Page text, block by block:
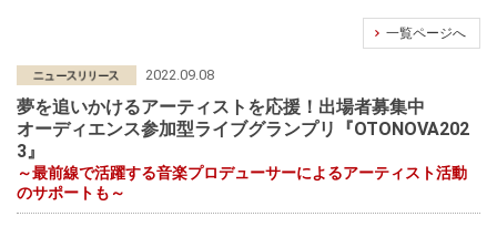
一覧ページへ
2022.09.08
夢を追いかけるアーティストを応援！出場者募集中
オーディエンス参加型ライブグランプリ『OTONOVA202
3』
～最前線で活躍する音楽プロデューサーによるアーティスト活動
のサポートも～